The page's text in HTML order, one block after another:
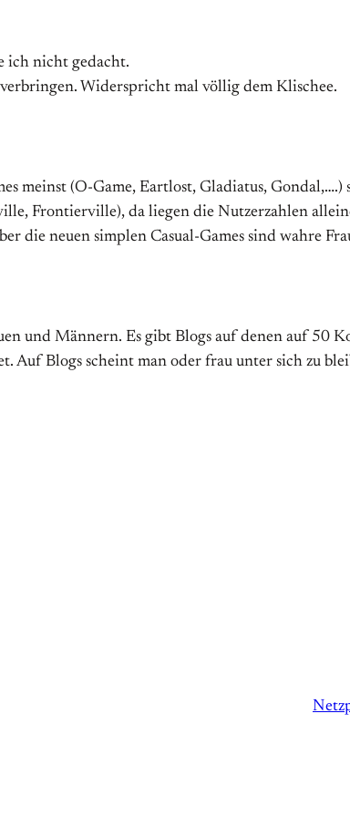
ich nicht gedacht.
Widerspricht mal völlig dem Klischee.
meinst (O-Game, Eartlost, Gladiatus, Gondal,….)
Frontierville), da liegen die Nutzerzahlen
die neuen simplen Casual-Games sind wahre
und Männern. Es gibt Blogs auf denen auf 50
Auf Blogs scheint man oder frau unter sich zu